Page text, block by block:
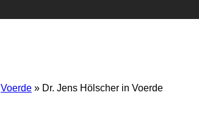
Voerde » Dr. Jens Hölscher in Voerde